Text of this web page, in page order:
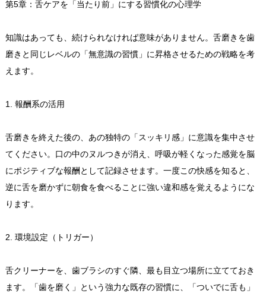
第5章：舌ケアを「当たり前」にする習慣化の心理学
知識はあっても、続けられなければ意味がありません。舌磨きを歯
磨きと同じレベルの「無意識の習慣」に昇格させるための戦略を考
えます。
1. 報酬系の活用
舌磨きを終えた後の、あの独特の「スッキリ感」に意識を集中させ
てください。口の中のヌルつきが消え、呼吸が軽くなった感覚を脳
にポジティブな報酬として記録させます。一度この快感を知ると、
逆に舌を磨かずに朝食を食べることに強い違和感を覚えるようにな
ります。
2. 環境設定（トリガー）
舌クリーナーを、歯ブラシのすぐ隣、最も目立つ場所に立てておき
ます。「歯を磨く」という強力な既存の習慣に、「ついでに舌も」